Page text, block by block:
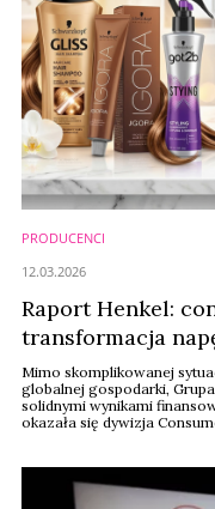
PRODUCENCI
Raport Henkel:
transformacja
Mimo skomplikowanej
globalnej gospodarki,
solidnymi wynikami
okazała się dywizja
przypadającego w tym
12.03.2026